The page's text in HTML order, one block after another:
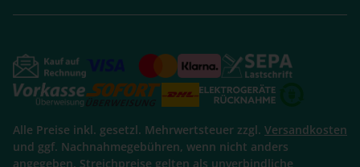
Alle Preise inkl. gesetzl. Mehrwertsteuer zzgl. Versandkosten
und ggf. Nachnahmegebühren, wenn nicht anders
angegeben. Streichpreise gelten als unverbindliche